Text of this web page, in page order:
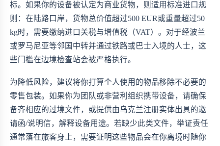
标。如果你的设备被认定为商业货物，则适用标准进口规
则：在陆路口岸，货物总价值超过500 EUR或重量超过50
kg时，需要缴纳进口关税与增值税（VAT）。对于经波兰
或罗马尼亚等邻国中转并通过铁路或巴士入境的人士，这
些门槛在边境检查站会被严格执行。
为降低风险，建议将你打算个人使用的物品移除不必要的
零售包装。如果你为团队或非营利组织携带设备，请确保
备齐相应的过境文件，或提供由乌克兰注册实体出具的邀
请函/说明信，解释设备用途。若缺少此类文件，举证责任
通常落在旅客身上，需要证明这些物品会在你离境时随你